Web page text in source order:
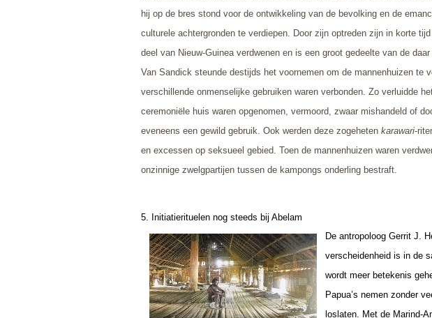
hij op de bres stond voor de ontwikkeling van de bevolking en de
culturele achtergronden te verdiepen. Door zijn optreden zijn in korte
deel van Nieuw-Guinea verdwenen en is een groot gedeelte van de
Van Sandick steunde destijds het voornemen om de mannenhuizen te
verschillende onmenselijke gebruiken waren verbonden. Zo verluidde
ceremoniële huis waren opgenomen, vermoord, zwaar mishandeld of
eveneens een gewild gebruik. Ook werden deze zogeheten karawari-
en excessen op seksueel gebied. Toen de mannenhuizen waren
onzinnige zwelgpartijen tussen de kampongs onderling bestraft.
5. Initiatierituelen nog steeds bij Abelam
De antropoloog Gerrit J.
verscheidenheid is in de
wordt meer betekenis
Papua’s nemen zonder
loslaten. Met de Marind-